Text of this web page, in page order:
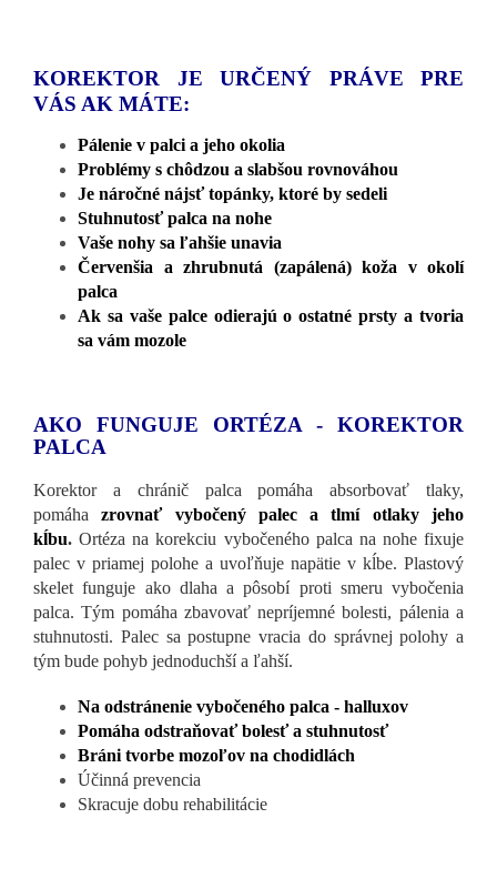
KOREKTOR JE URČENÝ PRÁVE PRE
VÁS AK MÁTE:
Pálenie v palci a jeho okolia
Problémy s chôdzou a slabšou rovnováhou
Je náročné nájsť topánky, ktoré by sedeli
Stuhnutosť palca na nohe
Vaše nohy sa ľahšie unavia
Červenšia a zhrubnutá (zapálená) koža v okolí
palca
Ak sa vaše palce odierajú o ostatné prsty a tvoria
sa vám mozole
AKO FUNGUJE ORTÉZA - KOREKTOR
PALCA
Korektor a chránič palca pomáha absorbovať tlaky,
pomáhazrovnať vybočený palec a tlmí otlaky jeho
kĺbu.Ortéza na korekciu vybočeného palca na nohe fixuje
palec v priamej polohe a uvoľňuje napätie v kĺbe. Plastový
skelet funguje ako dlaha a pôsobí proti smeru vybočenia
palca. Tým pomáha zbavovať nepríjemné bolesti, pálenia a
stuhnutosti. Palec sa postupne vracia do správnej polohy a
tým bude pohyb jednoduchší a ľahší.
Na odstránenie vybočeného palca - halluxov
Pomáha odstraňovať bolesť a stuhnutosť
Bráni tvorbe mozoľov na chodidlách
Účinná prevencia
Skracuje dobu rehabilitácie